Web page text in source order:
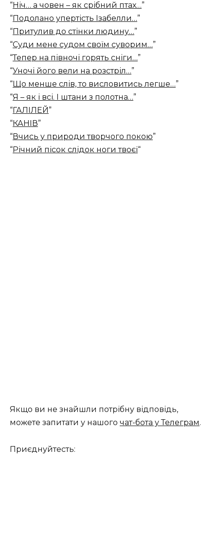
“Ніч… а човен – як срібний птах…”
“Подолано упертість Ізабелли…”
“Притулив до стінки людину…”
“Суди мене судом своїм суворим…”
“Тепер на півночі горять сніги…”
“Уночі його вели на розстріл…”
“Що менше слів, то висловитись легше…”
“Я – як і всі. І штани з полотна…”
“ГАЛІЛЕЙ ”
“КАНІВ”
“Вчись у природи творчого покою”
“Річний пісок слідок ноги твоєї“
Якщо ви не знайшли потрібну відповідь,
можете запитати у нашого чат-бота у Телеграм.
Приєднуйтесть: